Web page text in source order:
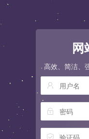
网
高效、简洁、